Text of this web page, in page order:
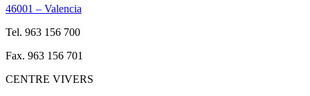
46001 – Valencia
Tel. 963 156 700
Fax. 963 156 701
CENTRE VIVERS